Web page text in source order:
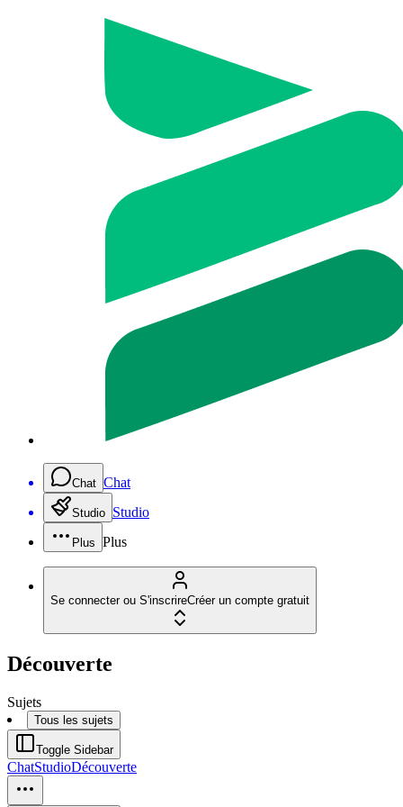
Chat Chat
Studio Studio
Plus Plus
Se connecter ou S'inscrireCréer un compte gratuit
Découverte
Sujets
Tous les sujets
Toggle Sidebar
ChatStudioDécouverte